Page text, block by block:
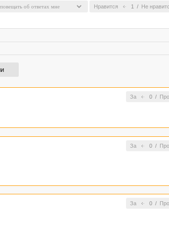
Нравится 1 / Не
За 0/
За 0/
За 0/